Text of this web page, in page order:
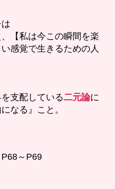
【私は今この瞬間を楽
感覚で生きるための人
支配している二元論に
なる』こと。
～P69